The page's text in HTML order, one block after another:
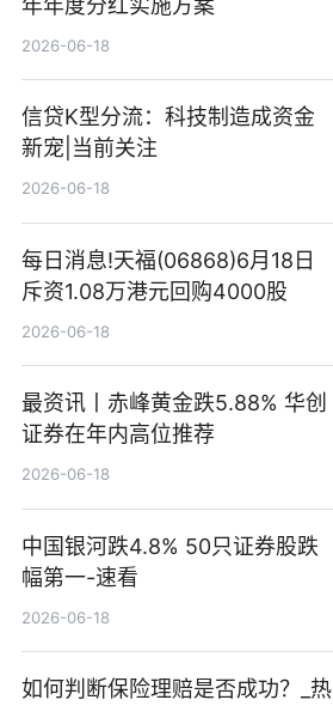
年年度分红实施方案
2026-06-18
信贷K型分流：科技制造成资金
新宠|当前关注
2026-06-18
每日消息!天福(06868)6月18日
斥资1.08万港元回购4000股
2026-06-18
最资讯丨赤峰黄金跌5.88% 华创
证券在年内高位推荐
2026-06-18
中国银河跌4.8% 50只证券股跌
幅第一-速看
2026-06-18
如何判断保险理赔是否成功？_热